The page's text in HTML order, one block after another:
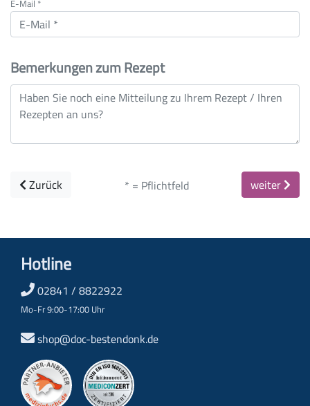
E-Mail *
Bemerkungen zum Rezept
Zurück * = Pflichtfeld weiter
Hotline
02841 / 8822922
Mo-Fr 9:00-17:00 Uhr
shop@doc-bestendonk.de